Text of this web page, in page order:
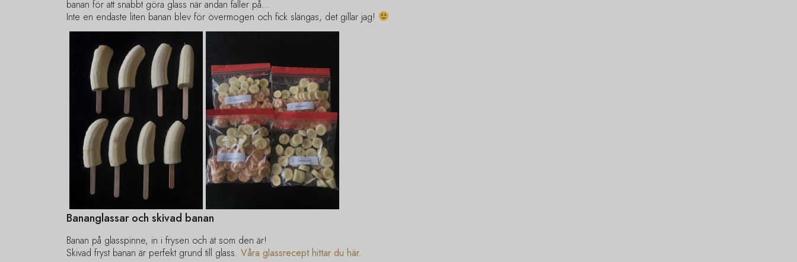
banan för att snabbt göra glass när andan faller på…
Inte en endaste liten banan blev för övermogen och fick slängas, det gillar jag!
Bananglassar och skivad banan
Banan på glasspinne, in i frysen och ät som den är!
Skivad fryst banan är perfekt grund till glass. Våra glassrecept hittar du här.